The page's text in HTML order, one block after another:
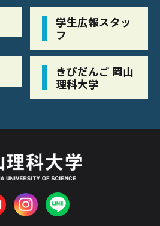
学生広報スタッ
フ
きびだんご 岡山
理科大学